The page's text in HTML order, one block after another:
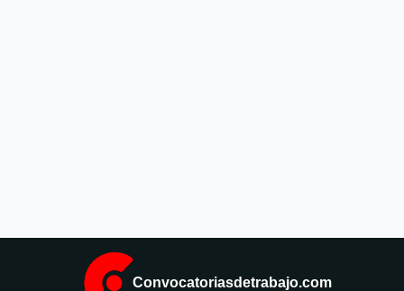
Convocatoriasdetrabajo.com